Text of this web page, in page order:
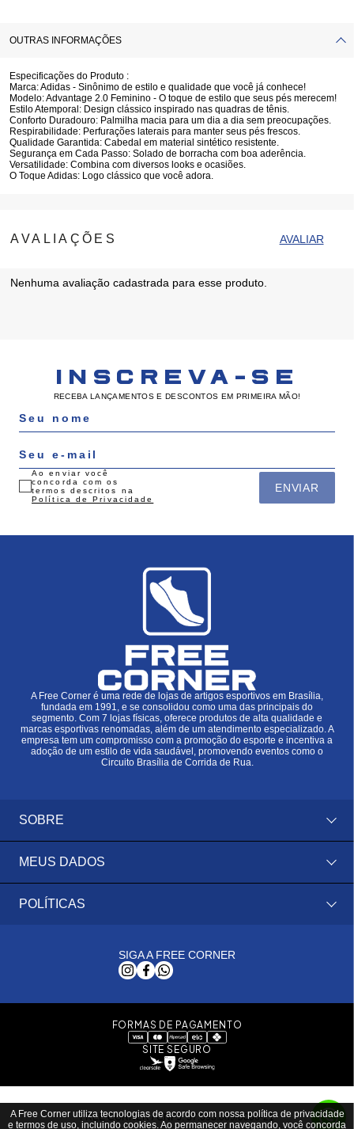
OUTRAS INFORMAÇÕES
Especificações do Produto :
Marca:Adidas - Sinônimo de estilo e qualidade que você já conhece!
Modelo:Advantage 2.0 Feminino - O toque de estilo que seus pés merecem!
Estilo Atemporal: Design clássico inspirado nas quadras de tênis.
Conforto Duradouro: Palmilha macia para um dia a dia sem preocupações.
Respirabilidade: Perfurações laterais para manter seus pés frescos.
Qualidade Garantida: Cabedal em material sintético resistente.
Segurança em Cada Passo: Solado de borracha com boa aderência.
Versatilidade: Combina com diversos looks e ocasiões.
O Toque Adidas: Logo clássico que você adora.
Nenhuma avaliação cadastrada para esse produto.
INSCREVA-SE
RECEBA LANÇAMENTOS E DESCONTOS EM PRIMEIRA MÃO!
ENVIAR
Ao enviar você
concorda com os
termos descritos na
Política de Privacidade
A Free Corner é uma rede de lojas de artigos esportivos em Brasília,
fundada em 1991, e se consolidou como uma das principais do
segmento. Com 7 lojas físicas, oferece produtos de alta qualidade e
marcas esportivas renomadas, além de um atendimento especializado. A
empresa tem um compromisso com a promoção do esporte e incentiva a
adoção de um estilo de vida saudável, promovendo eventos como o
Circuito Brasília de Corrida de Rua.
SOBRE
MEUS DADOS
POLÍTICAS
SIGA A FREE CORNER
FORMAS DE PAGAMENTO
SITE SEGURO
FREE CORNER / CNPJ: 37.093.069/0006-21
A Free Corner utiliza tecnologias de acordo com nossa política de privacidade
e termos de uso, incluindo cookies. Ao permanecer navegando, você concorda